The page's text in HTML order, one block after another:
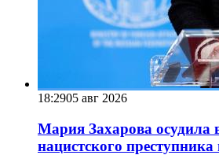
18:2905 авг 2026
Мария Захарова осудила
нацистского